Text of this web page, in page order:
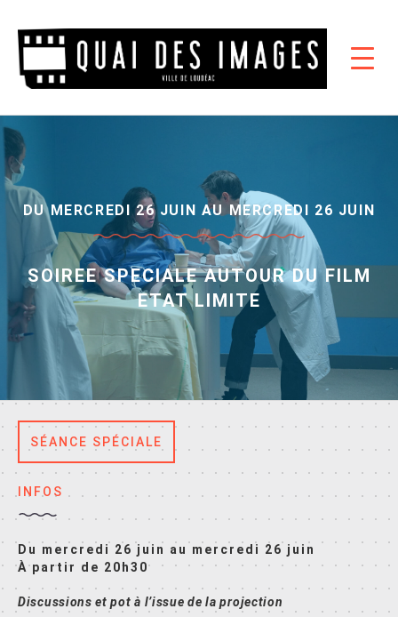
DU MERCREDI 26 JUIN AU MERCREDI 26 JUIN
SOIREE SPECIALE AUTOUR DU FILM
ETAT LIMITE
SÉANCE SPÉCIALE
INFOS
Du mercredi 26 juin au mercredi 26 juin
À partir de 20h30
Discussions et pot à l’issue de la projection